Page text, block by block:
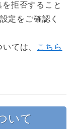
拒否すること
定をご確認く
ては、
こちら
いて